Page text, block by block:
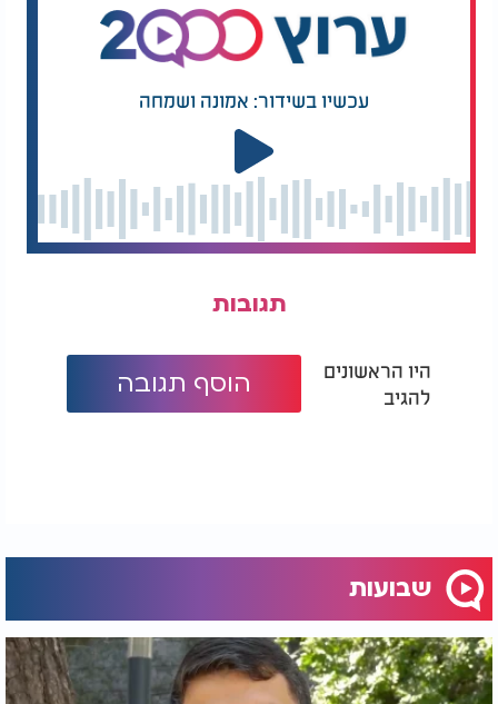
שרוממה אותו והעניקה משמעות לחייו.
יהי רצון שנזכה כולנו לא רק להעריך את התורה, אלא
תורה שמח לכל בית ישראל.
עכשיו בשידור: אמונה ושמחה
תגובות
היו הראשונים
להגיב
הוסף תגובה
שבועות